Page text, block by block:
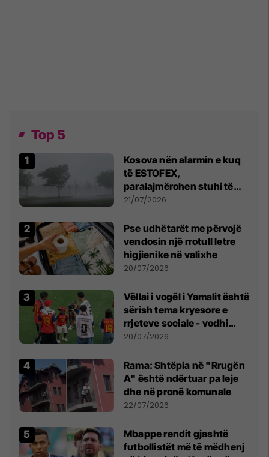
Top 5
Kosova nën alarmin e kuq
të ESTOFEX,
paralajmërohen stuhi të
fuqishme me breshër dhe
21/07/2026
Pse udhëtarët me përvojë
vendosin një rrotull letre
higjienike në valixhe
20/07/2026
Vëllai i vogël i Yamalit është
sërish tema kryesore e
rrjeteve sociale - vodhi
vëmendjen pas finales së
20/07/2026
Rama: Shtëpia në "Rrugën
A" është ndërtuar pa leje
dhe në pronë komunale
22/07/2026
Mbappe rendit gjashtë
futbollistët më të mëdhenj